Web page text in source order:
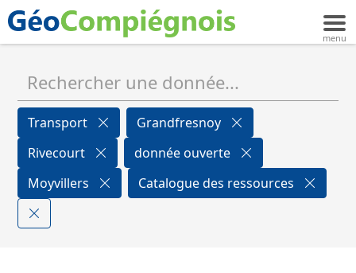
Transport
Grandfresnoy
Rivecourt
donnée ouverte
Moyvillers
Catalogue des ressources